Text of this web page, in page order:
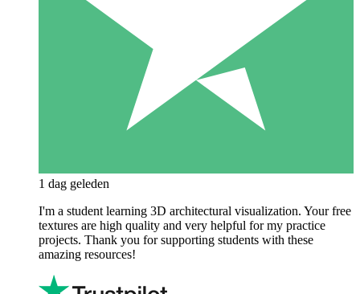
1 dag geleden
I'm a student learning 3D architectural visualization. Your free
textures are high quality and very helpful for my practice
projects. Thank you for supporting students with these
amazing resources!